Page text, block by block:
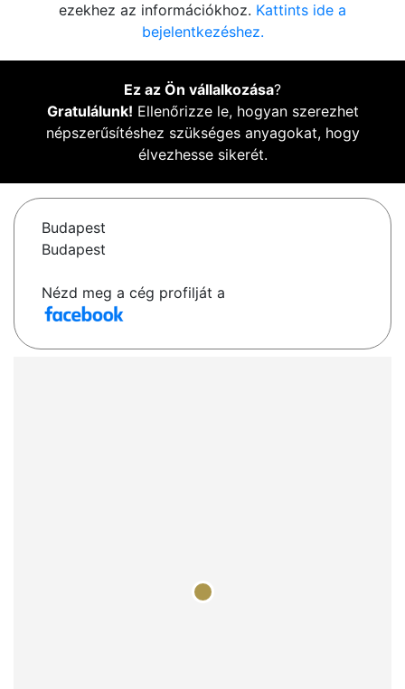
ezekhez az információkhoz. Kattints ide a
bejelentkezéshez.
Ez az Ön vállalkozása?
Gratulálunk! Ellenőrizze le, hogyan szerezhet
népszerűsítéshez szükséges anyagokat, hogy
élvezhesse sikerét.
Budapest
Budapest
Nézd meg a cég profilját a